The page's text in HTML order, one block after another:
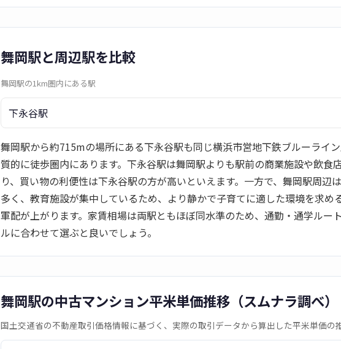
舞岡駅と周辺駅を比較
舞岡駅の1km圏内にある駅
下永谷駅
舞岡駅から約715mの場所にある下永谷駅も同じ横浜市営地下鉄ブルーライ
質的に徒歩圏内にあります。下永谷駅は舞岡駅よりも駅前の商業施設や飲食
り、買い物の利便性は下永谷駅の方が高いといえます。一方で、舞岡駅周辺
多く、教育施設が集中しているため、より静かで子育てに適した環境を求め
軍配が上がります。家賃相場は両駅ともほぼ同水準のため、通勤・通学ルー
ルに合わせて選ぶと良いでしょう。
舞岡駅の中古マンション平米単価推移（スムナラ調べ）
国土交通省の不動産取引価格情報に基づく、実際の取引データから算出した平米単価の